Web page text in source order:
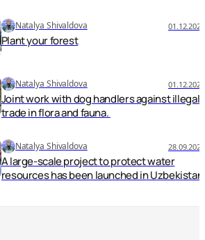
Natalya Shivaldova 01.12.2024
Plant your forest
Natalya Shivaldova 01.12.2024
Joint work with dog handlers against illegal
trade in flora and fauna.
Natalya Shivaldova 28.09.2024
A large-scale project to protect water
resources has been launched in Uzbekistan